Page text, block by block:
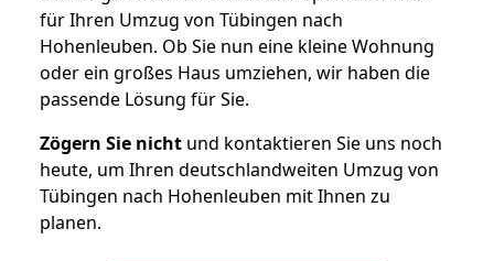
für Ihren Umzug von Tübingen nach
Hohenleuben. Ob Sie nun eine kleine Wohnung
oder ein großes Haus umziehen, wir haben die
passende Lösung für Sie.
Zögern Sie nicht und kontaktieren Sie uns noch
heute, um Ihren deutschlandweiten Umzug von
Tübingen nach Hohenleuben mit Ihnen zu
planen.